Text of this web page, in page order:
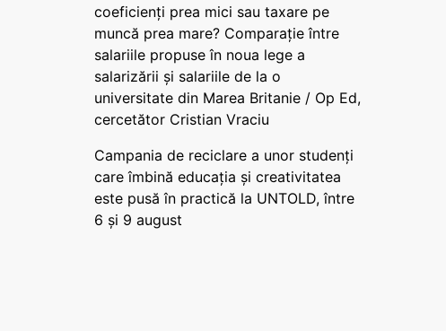
coeficienți prea mici sau taxare pe
muncă prea mare? Comparație între
salariile propuse în noua lege a
salarizării și salariile de la o
universitate din Marea Britanie / Op Ed,
cercetător Cristian Vraciu
Campania de reciclare a unor studenți
care îmbină educația și creativitatea
este pusă în practică la UNTOLD, între
6 și 9 august